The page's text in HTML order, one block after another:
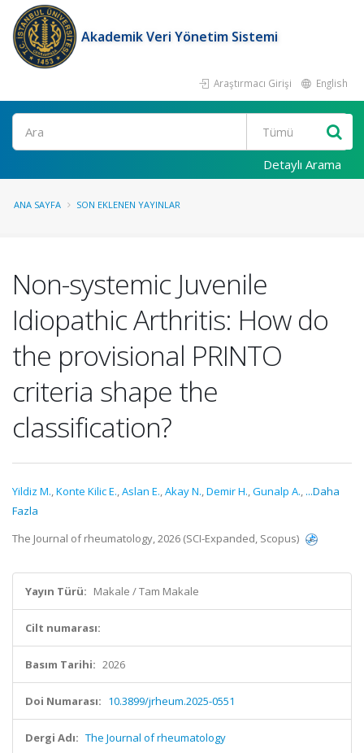
Akademik Veri Yönetim Sistemi
Araştırmacı Girişi English
Ara
Detaylı Arama
ANA SAYFA SON EKLENEN YAYINLAR
Non-systemic Juvenile
Idiopathic Arthritis: How do
the provisional PRINTO
criteria shape the
classification?
Yildiz M.,Konte Kilic E.,Aslan E.,Akay N.,Demir H.,Gunalp A., ...Daha
Fazla
The Journal of rheumatology, 2026 (SCI-Expanded, Scopus)
Yayın Türü: Makale / Tam Makale
Cilt numarası:
Basım Tarihi: 2026
Doi Numarası: 10.3899/jrheum.2025-0551
Dergi Adı: The Journal of rheumatology